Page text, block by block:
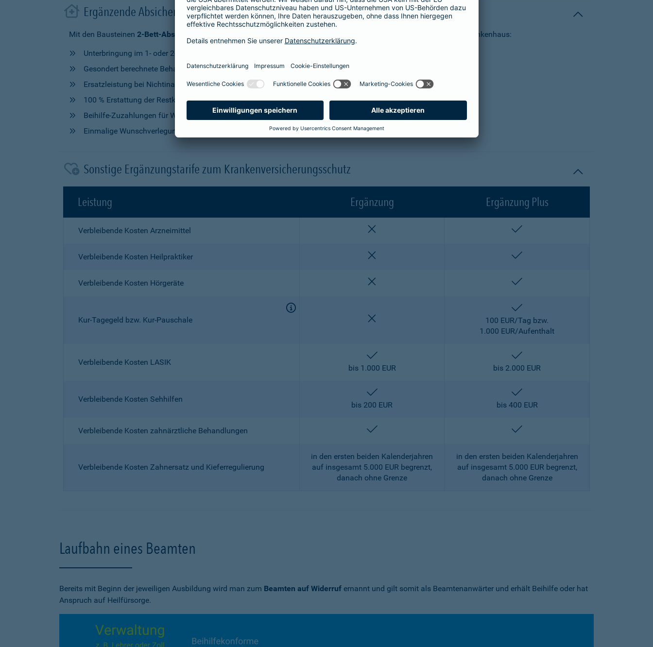
Ergänzende Absicherung im Krankenhaus
Mit den Bausteinen 2-Bett-Absicherung sicherst du dir zusätzlich folgende Leistungen im Krankenhaus:
Unterbringung im 1- oder 2-Bettzimmer (je nach gewähltem Baustein)
Gesondert berechnete Behandlung durch einen Arzt oder eine Ärztin der Wahl ("Chefarztbehandlung")
Ersatzleistung bei Nichtinanspruchnahme der Wahlleistungen
100 % Erstattung der Restkosten, nach Vorleistung der Beihilfe
Beihilfe-Zuzahlungen für Wahlleistungen
Einmalige Wunschverlegung
Sonstige Ergänzungstarife zum Krankenversicherungsschutz
Leistung Ergänzung Ergänzung Plus
Verbleibende Kosten Arzneimittel
Verbleibende Kosten Heilpraktiker
Verbleibende Kosten Hörgeräte
Kur-Tagegeld bzw. Kur-Pauschale
100 EUR/Tag bzw.
1.000 EUR/Aufenthalt
Verbleibende Kosten LASIK
enthalten
bis 1.000 EUR
bis 2.000 EUR
Verbleibende Kosten Sehhilfen
enthalten
bis 200 EUR
bis 400 EUR
Verbleibende Kosten zahnärztliche Behandlungen enthalten
Verbleibende Kosten Zahnersatz und Kieferregulierung
in den ersten beiden Kalenderjahren
auf insgesamt 5.000 EUR begrenzt,
danach ohne Grenze
in den ersten beiden Kalenderjahren
auf insgesamt 5.000 EUR begrenzt,
danach ohne Grenze
Laufbahn eines Beamten
Bereits mit Beginn der jeweiligen Ausbildung wird man zum Beamten auf Widerruf ernannt und gilt somit als Beamtenanwärter und erhält Beihilfe oder hat
Anspruch auf Heilfürsorge.